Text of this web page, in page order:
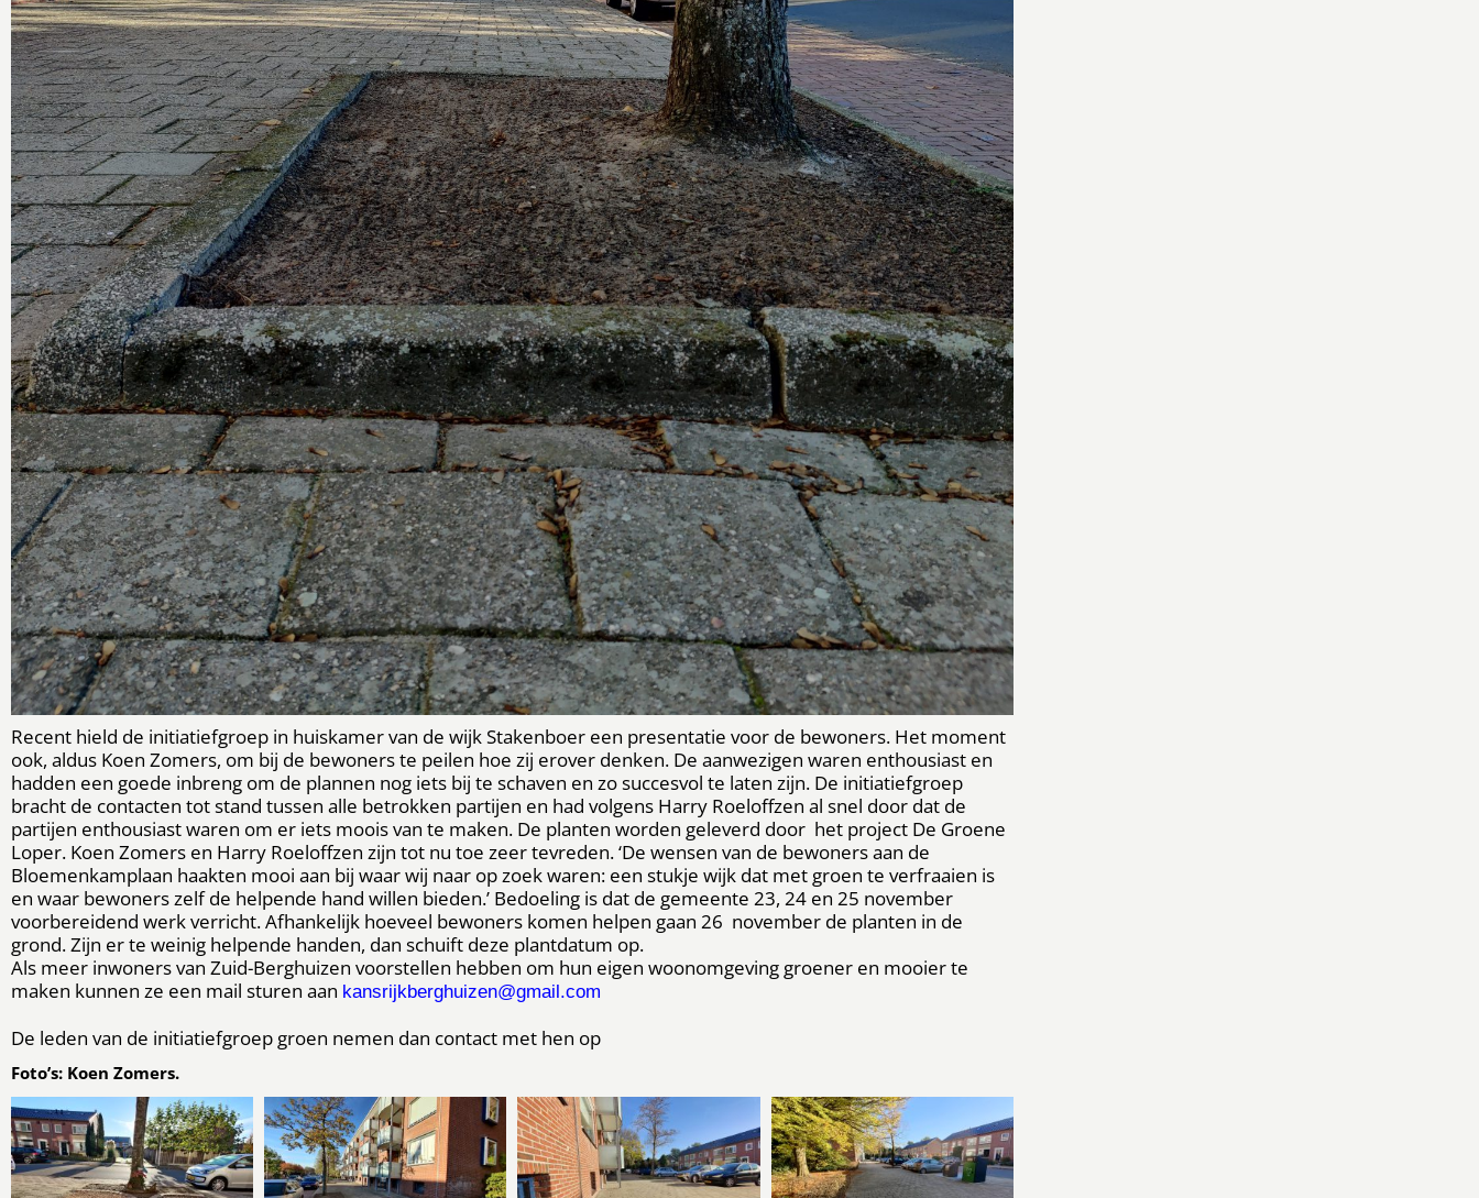
Recent hield de initiatiefgroep in huiskamer van de wijk Stakenboer een presentatie voor de bewoners. Het moment
ook, aldus Koen Zomers, om bij de bewoners te peilen hoe zij erover denken. De aanwezigen waren enthousiast en
hadden een goede inbreng om de plannen nog iets bij te schaven en zo succesvol te laten zijn. De initiatiefgroep
bracht de contacten tot stand tussen alle betrokken partijen en had volgens Harry Roeloffzen al snel door dat de
partijen enthousiast waren om er iets moois van te maken. De planten worden geleverd door het project De Groene
Loper. Koen Zomers en Harry Roeloffzen zijn tot nu toe zeer tevreden. ‘De wensen van de bewoners aan de
Bloemenkamplaan haakten mooi aan bij waar wij naar op zoek waren: een stukje wijk dat met groen te verfraaien is
en waar bewoners zelf de helpende hand willen bieden.’ Bedoeling is dat de gemeente 23, 24 en 25 november
voorbereidend werk verricht. Afhankelijk hoeveel bewoners komen helpen gaan 26 november de planten in de
grond. Zijn er te weinig helpende handen, dan schuift deze plantdatum op.
Als meer inwoners van Zuid-Berghuizen voorstellen hebben om hun eigen woonomgeving groener en mooier te
maken kunnen ze een mail sturen aan kansrijkberghuizen@gmail.com
De leden van de initiatiefgroep groen nemen dan contact met hen op
Foto’s: Koen Zomers.